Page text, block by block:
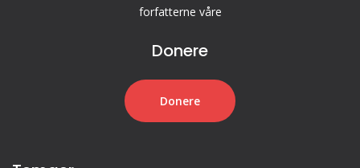
forfatterne våre
Donere
Donere